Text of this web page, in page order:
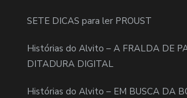
SETE DICAS para ler PROUST
Histórias do Alvito – A FRALDA DE
DITADURA DIGITAL
Histórias do Alvito – EM BUSCA DA